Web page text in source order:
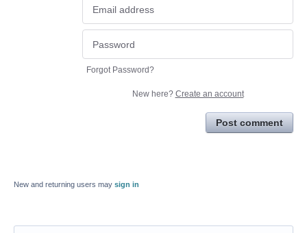
Forgot Password?
New here? Create an account
Post comment
New and returning users may sign in